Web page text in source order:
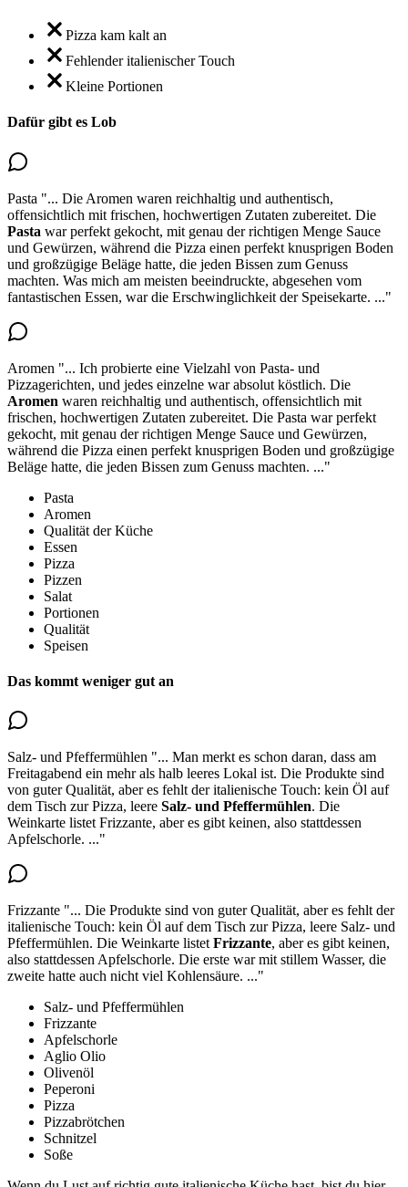
Pizza kam kalt an
Fehlender italienischer Touch
Kleine Portionen
Dafür gibt es Lob
Pasta "... Die Aromen waren reichhaltig und authentisch,
offensichtlich mit frischen, hochwertigen Zutaten zubereitet. Die
Pasta war perfekt gekocht, mit genau der richtigen Menge Sauce
und Gewürzen, während die Pizza einen perfekt knusprigen Boden
und großzügige Beläge hatte, die jeden Bissen zum Genuss
machten. Was mich am meisten beeindruckte, abgesehen vom
fantastischen Essen, war die Erschwinglichkeit der Speisekarte. ..."
Aromen "... Ich probierte eine Vielzahl von Pasta- und
Pizzagerichten, und jedes einzelne war absolut köstlich. Die
Aromen waren reichhaltig und authentisch, offensichtlich mit
frischen, hochwertigen Zutaten zubereitet. Die Pasta war perfekt
gekocht, mit genau der richtigen Menge Sauce und Gewürzen,
während die Pizza einen perfekt knusprigen Boden und großzügige
Beläge hatte, die jeden Bissen zum Genuss machten. ..."
Pasta
Aromen
Qualität der Küche
Essen
Pizza
Pizzen
Salat
Portionen
Qualität
Speisen
Das kommt weniger gut an
Salz- und Pfeffermühlen "... Man merkt es schon daran, dass am
Freitagabend ein mehr als halb leeres Lokal ist. Die Produkte sind
von guter Qualität, aber es fehlt der italienische Touch: kein Öl auf
dem Tisch zur Pizza, leere Salz- und Pfeffermühlen. Die
Weinkarte listet Frizzante, aber es gibt keinen, also stattdessen
Apfelschorle. ..."
Frizzante "... Die Produkte sind von guter Qualität, aber es fehlt der
italienische Touch: kein Öl auf dem Tisch zur Pizza, leere Salz- und
Pfeffermühlen. Die Weinkarte listet Frizzante, aber es gibt keinen,
also stattdessen Apfelschorle. Die erste war mit stillem Wasser, die
zweite hatte auch nicht viel Kohlensäure. ..."
Salz- und Pfeffermühlen
Frizzante
Apfelschorle
Aglio Olio
Olivenöl
Peperoni
Pizza
Pizzabrötchen
Schnitzel
Soße